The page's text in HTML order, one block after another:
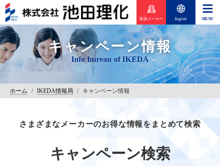
取扱メーカー English
キャンペーン情報
ホーム / IKEDA情報局 / キャンペーン情報
さまざまなメーカーのお得な情報をまとめて検索
キャンペーン検索